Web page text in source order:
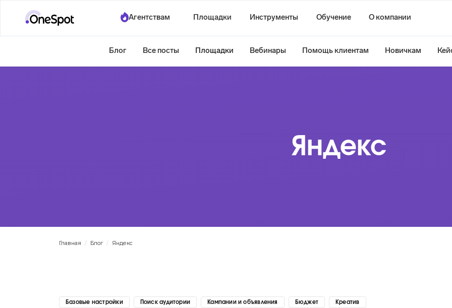
Агентствам Площадки Инструменты Обучение О компании
Блог Все посты Площадки Вебинары Помощь клиентам Новичкам
Яндекс
Главная / Блог / Яндекс
Базовые настройки Поиск аудитории Кампании и объявления Бюджет Креатив